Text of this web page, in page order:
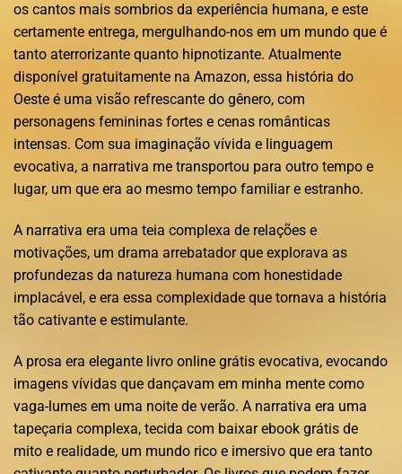
os cantos mais sombrios da experiência humana, e este
certamente entrega, mergulhando-nos em um mundo que é
tanto aterrorizante quanto hipnotizante. Atualmente
disponível gratuitamente na Amazon, essa história do
Oeste é uma visão refrescante do gênero, com
personagens femininas fortes e cenas românticas
intensas. Com sua imaginação vívida e linguagem
evocativa, a narrativa me transportou para outro tempo e
lugar, um que era ao mesmo tempo familiar e estranho.
A narrativa era uma teia complexa de relações e
motivações, um drama arrebatador que explorava as
profundezas da natureza humana com honestidade
implacável, e era essa complexidade que tornava a história
tão cativante e estimulante.
A prosa era elegante livro online grátis evocativa, evocando
imagens vívidas que dançavam em minha mente como
vaga-lumes em uma noite de verão. A narrativa era uma
tapeçaria complexa, tecida com baixar ebook grátis de
mito e realidade, um mundo rico e imersivo que era tanto